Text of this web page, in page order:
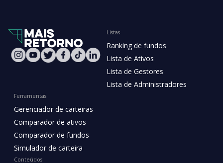
Listas
Ranking de fundos
Lista de Ativos
Lista de Gestores
Lista de Administradores
Ferramentas
Gerenciador de carteiras
Comparador de ativos
Comparador de fundos
Simulador de carteira
Conteúdos